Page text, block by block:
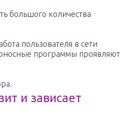
большого количества
пользователя в сети
программы проявляют
и зависает